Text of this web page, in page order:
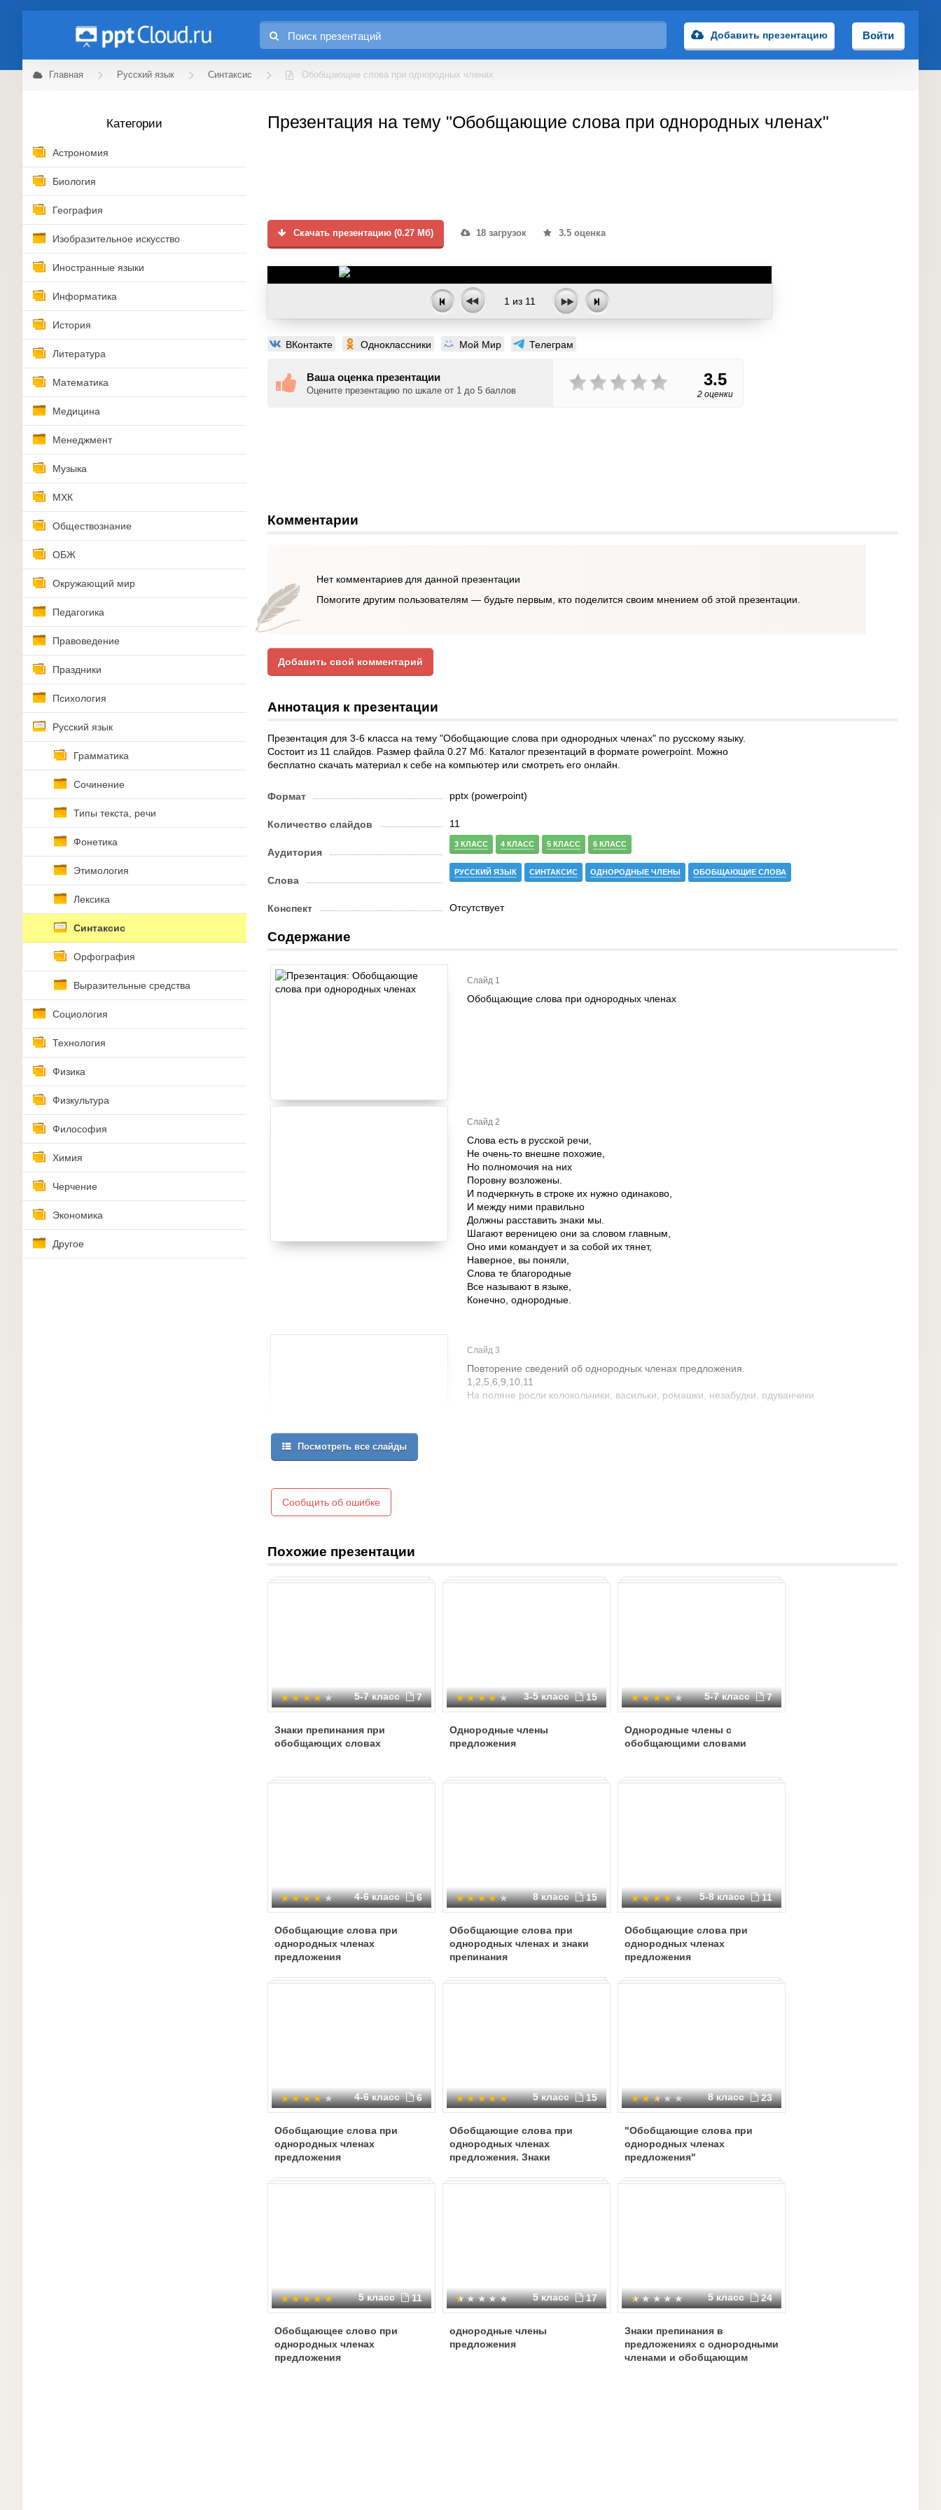
Добавить презентацию Войти
Главная Русский язык Синтаксис Обобщающие слова при однородных членах
Категории
Астрономия
Биология
География
Изобразительное искусство
Иностранные языки
Информатика
История
Литература
Математика
Медицина
Менеджмент
Музыка
МХК
Обществознание
ОБЖ
Окружающий мир
Педагогика
Правоведение
Праздники
Психология
Русский язык
Грамматика
Сочинение
Типы текста, речи
Фонетика
Этимология
Лексика
Синтаксис
Орфография
Выразительные средства
Социология
Технология
Физика
Физкультура
Философия
Химия
Черчение
Экономика
Другое
Презентация на тему "Обобщающие слова при однородных членах"
Скачать презентацию (0.27 Мб) 18 загрузок 3.5 оценка
1 из 11
ВКонтакте Одноклассники Мой Мир Телеграм
Ваша оценка презентации
Оцените презентацию по шкале от 1 до 5 баллов
3.5
2 оценки
Комментарии
Нет комментариев для данной презентации
Помогите другим пользователям — будьте первым, кто поделится своим мнением об этой презентации.
Добавить свой комментарий
Аннотация к презентации
Презентация для 3-6 класса на тему "Обобщающие слова при однородных членах" по русскому языку.
Состоит из 11 слайдов. Размер файла 0.27 Мб. Каталог презентаций в формате powerpoint. Можно
бесплатно скачать материал к себе на компьютер или смотреть его онлайн.
Формат pptx (powerpoint)
Количество слайдов 11
Аудитория
3 КЛАСС 4 КЛАСС 5 КЛАСС 6 КЛАСС
Слова
РУССКИЙ ЯЗЫК СИНТАКСИС ОДНОРОДНЫЕ ЧЛЕНЫ ОБОБЩАЮЩИЕ СЛОВА
Конспект Отсутствует
Содержание
Слайд 1
Обобщающие слова при однородных членах
Слайд 2
Слова есть в русской речи,
Не очень-то внешне похожие,
Но полномочия на них
Поровну возложены.
И подчеркнуть в строке их нужно одинаково,
И между ними правильно
Должны расставить знаки мы.
Шагают вереницею они за словом главным,
Оно ими командует и за собой их тянет,
Наверное, вы поняли,
Слова те благородные
Все называют в языке,
Конечно, однородные.
Слайд 3
Повторение сведений об однородных членах предложения.
1,2,5,6,9,10,11
На поляне росли колокольчики, васильки, ромашки, незабудки, одуванчики
Посмотреть все слайды
Сообщить об ошибке
Похожие презентации
5-7 класс 7
Знаки препинания при
обобщающих словах
3-5 класс 15
Однородные члены
предложения
5-7 класс 7
Однородные члены с
обобщающими словами
4-6 класс 6
Обобщающие слова при
однородных членах
предложения
8 класс 15
Обобщающие слова при
однородных членах и знаки
препинания
5-8 класс 11
Обобщающие слова при
однородных членах
предложения
4-6 класс 6
Обобщающие слова при
однородных членах
предложения
5 класс 15
Обобщающие слова при
однородных членах
предложения. Знаки
8 класс 23
"Обобщающие слова при
однородных членах
предложения"
5 класс 11
Обобщающее слово при
однородных членах
предложения
5 класс 17
однородные члены
предложения
5 класс 24
Знаки препинания в
предложениях с однородными
членами и обобщающим